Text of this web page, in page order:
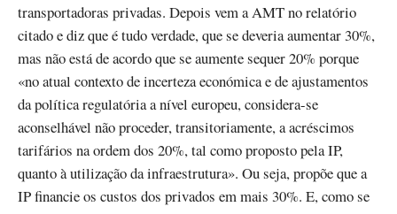
transportadoras privadas. Depois vem a AMT no relatório
citado e diz que é tudo verdade, que se deveria aumentar 30%,
mas não está de acordo que se aumente sequer 20% porque
«no atual contexto de incerteza económica e de ajustamentos
da política regulatória a nível europeu, considera-se
aconselhável não proceder, transitoriamente, a acréscimos
tarifários na ordem dos 20%, tal como proposto pela IP,
quanto à utilização da infraestrutura». Ou seja, propõe que a
IP financie os custos dos privados em mais 30%. E, como se